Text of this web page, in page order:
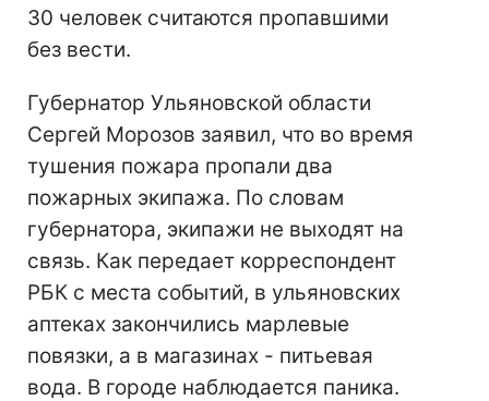
30 человек считаются пропавшими
без вести.
Губернатор Ульяновской области
Сергей Морозов заявил, что во время
тушения пожара пропали два
пожарных экипажа. По словам
губернатора, экипажи не выходят на
связь. Как передает корреспондент
РБК с места событий, в ульяновских
аптеках закончились марлевые
повязки, а в магазинах - питьевая
вода. В городе наблюдается паника.